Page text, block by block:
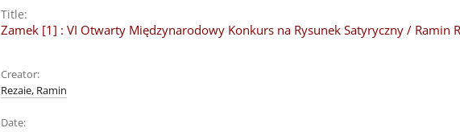
Title:
Zamek [1] : VI Otwarty Międzynarodowy Konkurs na Rysunek Satyryczny / Ramin
Creator:
Rezaie, Ramin
Date: